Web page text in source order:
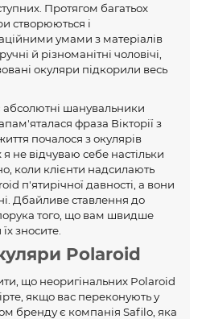
Протягом багатьох
створюються і
умами з матеріалів
й різноманітні чоловічі,
окуляри підкорили весь
шанувальники
фраза Вікторії з
почалося з окулярів
не відчуваю себе настільки
коли клієнти надсилають
п'ятирічної давності, а вони
Дбайливе ставлення до
того, що вам швидше
зносите.
Polaroid
що неоригінальних Polaroid
якщо вас переконують у
бренду є компанія Safilo, яка